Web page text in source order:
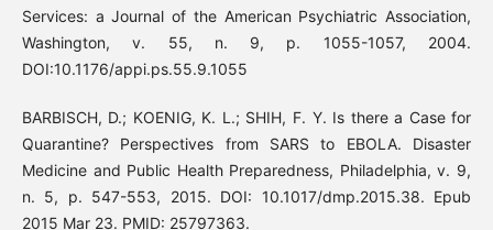
Services: a Journal of the American Psychiatric Association,
Washington, v. 55, n. 9, p. 1055-1057, 2004.
DOI:10.1176/appi.ps.55.9.1055
BARBISCH, D.; KOENIG, K. L.; SHIH, F. Y. Is there a Case for
Quarantine? Perspectives from SARS to EBOLA. Disaster
Medicine and Public Health Preparedness, Philadelphia, v. 9,
n. 5, p. 547-553, 2015. DOI: 10.1017/dmp.2015.38. Epub
2015 Mar 23. PMID: 25797363.